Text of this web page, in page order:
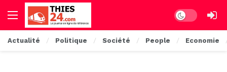
Dark mode
Actualité Politique Société People Economie